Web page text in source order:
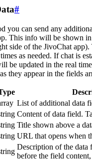
#
you can send any
This info will be shown
side of the JivoChat app).
as needed. If chat is
be updated in the real
they appear in the fields
List of additional data
Content of data field.
Title shown above a
URL that opens when
Description of the data
before the field